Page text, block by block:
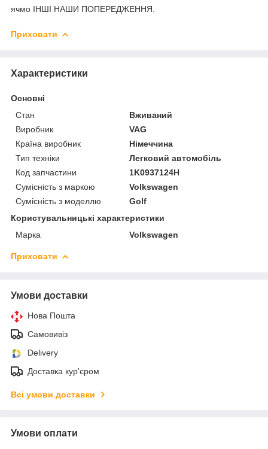
ячмо ІНШІ НАШИ ПОПЕРЕДЖЕННЯ.
Приховати
Характеристики
Основні
Стан
Вживаний
Виробник
VAG
Країна виробник
Німеччина
Тип техніки
Легковий автомобіль
Код запчастини
1K0937124H
Сумісність з маркою
Volkswagen
Сумісність з моделлю
Golf
Користувальницькі характеристики
Марка
Volkswagen
Приховати
Умови доставки
Нова Пошта
Самовивіз
Delivery
Доставка кур'єром
Всі умови доставки
Умови оплати